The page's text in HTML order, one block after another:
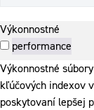
Výkonnostné
performance
Výkonnostné
kľúčových indexov
poskytovaní lepšej